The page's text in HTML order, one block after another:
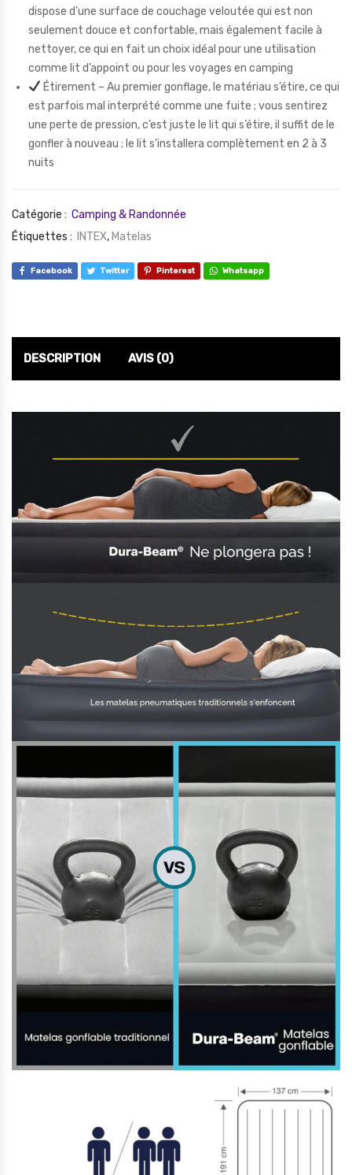
dispose d’une surface de couchage veloutée qui est non
seulement douce et confortable, mais également facile à
nettoyer, ce qui en fait un choix idéal pour une utilisation
comme lit d’appoint ou pour les voyages en camping
Étirement – Au premier gonflage, le matériau s’étire, ce qui
est parfois mal interprété comme une fuite ; vous sentirez
une perte de pression, c’est juste le lit qui s’étire, il suffit de le
gonfler à nouveau ; le lit s’installera complètement en 2 à 3
nuits
Catégorie : Camping & Randonnée
Étiquettes :
INTEX, Matelas
Facebook Twitter Pinterest Whatsapp
DESCRIPTION AVIS (0)